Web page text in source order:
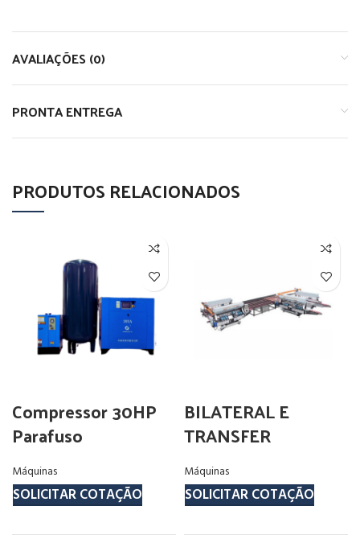
AVALIAÇÕES (0)
PRONTA ENTREGA
PRODUTOS RELACIONADOS
Compressor 30HP
Parafuso
Máquinas
SOLICITAR COTAÇÃO
BILATERAL E
TRANSFER
Máquinas
SOLICITAR COTAÇÃO